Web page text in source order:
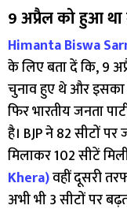
9 अप्रैल को हुआ था
Himanta Biswa
के लिए बता दें कि, 9
चुनाव हुए थे और इसका
फिर भारतीय जनता
है। BJP ने 82 सीटों
मिलाकर 102 सीटें
Khera)वहीं दूसरी
अभी भी 3 सीटों पर